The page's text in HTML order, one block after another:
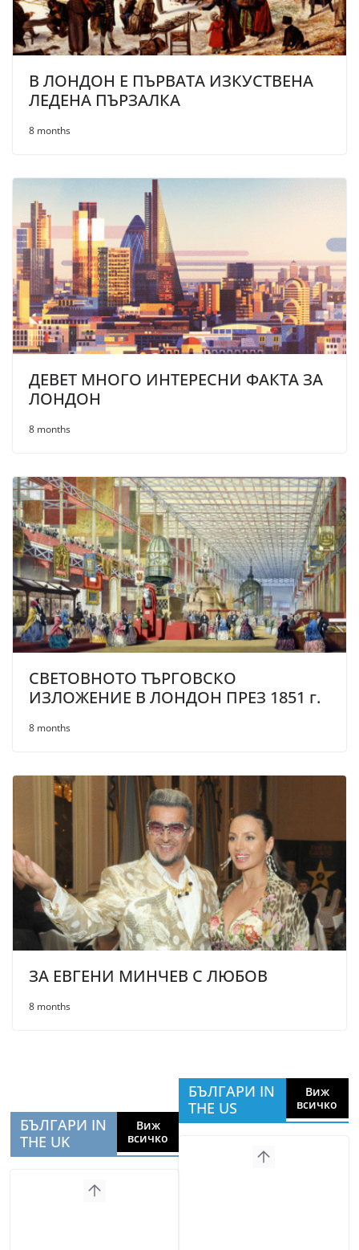
В ЛОНДОН Е ПЪРВАТА ИЗКУСТВЕНА
ЛЕДЕНА ПЪРЗАЛКА
8 months
ДЕВЕТ МНОГО ИНТЕРЕСНИ ФАКТА ЗА
ЛОНДОН
8 months
СВЕТОВНОТО ТЪРГОВСКО
ИЗЛОЖЕНИЕ В ЛОНДОН ПРЕЗ 1851 г.
8 months
ЗА ЕВГЕНИ МИНЧЕВ С ЛЮБОВ
8 months
БЪЛГАРИ IN
THE UK
Виж
всичко
БЪЛГАРИ IN
THE US
Виж
всичко